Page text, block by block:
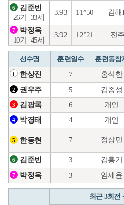
6
김준빈
26기
33세
3.93 11”50 김해
7
박정욱
10기
45세
3.92 12”21 전주
선수명 훈련일수 훈련동참
1 한상진 7 홍석한
2 권우주 5 김종성
3 김광록 6 개인
4 박경태 4 개인
5 한동현 7 정상민
6 김준빈 3 김홍기
7 박정욱 3 임세윤
최근 3회전